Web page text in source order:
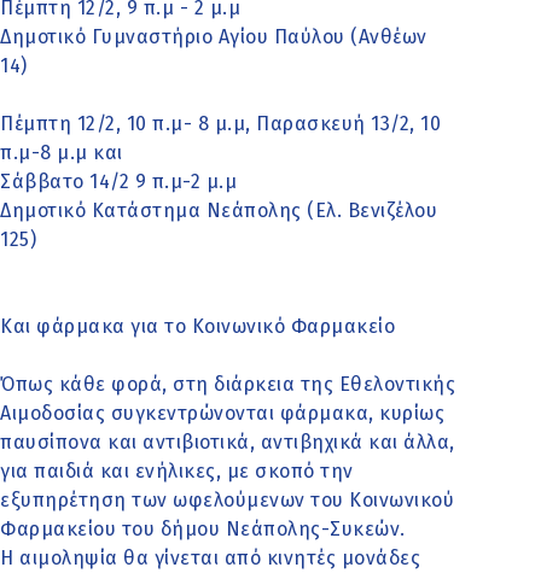
Πέμπτη 12/2, 9 π.μ - 2 μ.μ
Δημοτικό Γυμναστήριο Αγίου Παύλου (Ανθέων
14)
Πέμπτη 12/2, 10 π.μ- 8 μ.μ, Παρασκευή 13/2, 10
π.μ-8 μ.μ και
Σάββατο 14/2 9 π.μ-2 μ.μ
Δημοτικό Κατάστημα Νεάπολης (Ελ. Βενιζέλου
125)
Και φάρμακα για το Κοινωνικό Φαρμακείο
Όπως κάθε φορά, στη διάρκεια της Εθελοντικής
Αιμοδοσίας συγκεντρώνονται φάρμακα, κυρίως
παυσίπονα και αντιβιοτικά, αντιβηχικά και άλλα,
για παιδιά και ενήλικες, με σκοπό την
εξυπηρέτηση των ωφελούμενων του Κοινωνικού
Φαρμακείου του δήμου Νεάπολης-Συκεών.
Η αιμοληψία θα γίνεται από κινητές μονάδες